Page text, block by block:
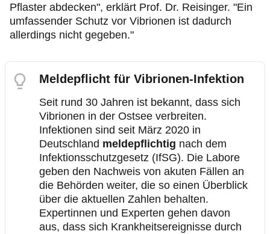
Pflaster abdecken", erklärt Prof. Dr. Reisinger. "Ein
umfassender Schutz vor Vibrionen ist dadurch
allerdings nicht gegeben."
Meldepflicht für Vibrionen-Infektion
Seit rund 30 Jahren ist bekannt, dass sich
Vibrionen in der Ostsee verbreiten.
Infektionen sind seit März 2020 in
Deutschland meldepflichtig nach dem
Infektionsschutzgesetz (IfSG). Die Labore
geben den Nachweis von akuten Fällen an
die Behörden weiter, die so einen Überblick
über die aktuellen Zahlen behalten.
Expertinnen und Experten gehen davon
aus, dass sich Krankheitsereignisse durch